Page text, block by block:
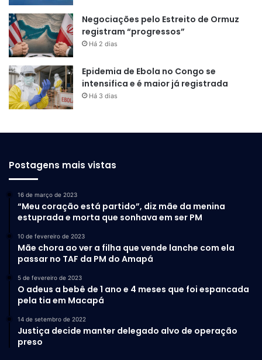
Negociações pelo Estreito de Ormuz
registram “progressos”
Há 2 dias
Epidemia de Ebola no Congo se
intensifica e é maior já registrada
Há 3 dias
Postagens mais vistas
16 de março de 2023
“Meu coração está partido”, diz mãe da menina
estuprada e morta que sonhava em ser PM
10 de fevereiro de 2023
Mãe chora ao ver a filha que vende lanche com ela
passar no TAF da PM do Amapá
5 de fevereiro de 2023
O adeus a bebê de 1 ano e 4 meses que foi espancada
pela tia em Macapá
14 de setembro de 2022
Justiça decide manter delegado alvo de operação
preso